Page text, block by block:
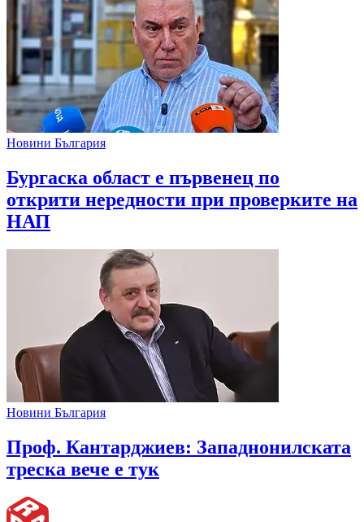
Новини България
Бургаска област е първенец по
открити нередности при проверките на
НАП
Новини България
Проф. Кантарджиев: Западнонилската
треска вече е тук